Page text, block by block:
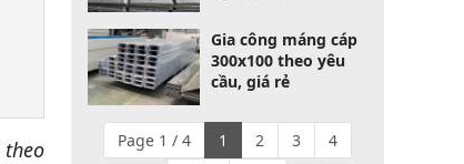
theo
Gia công máng cáp
300x100 theo yêu
cầu, giá rẻ
Page 1 / 4 1 2 3
4